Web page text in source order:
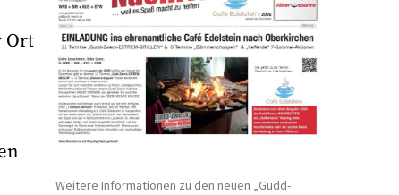
Ort
Weitere Informationen zu den neuen „Gudd-